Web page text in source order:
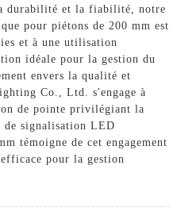
durabilité et la fiabilité, notre
pour piétons de 200 mm est
et à une utilisation
idéale pour la gestion du
envers la qualité et
Co., Ltd. s'engage à
de pointe privilégiant la
signalisation LED
témoigne de cet engagement
pour la gestion